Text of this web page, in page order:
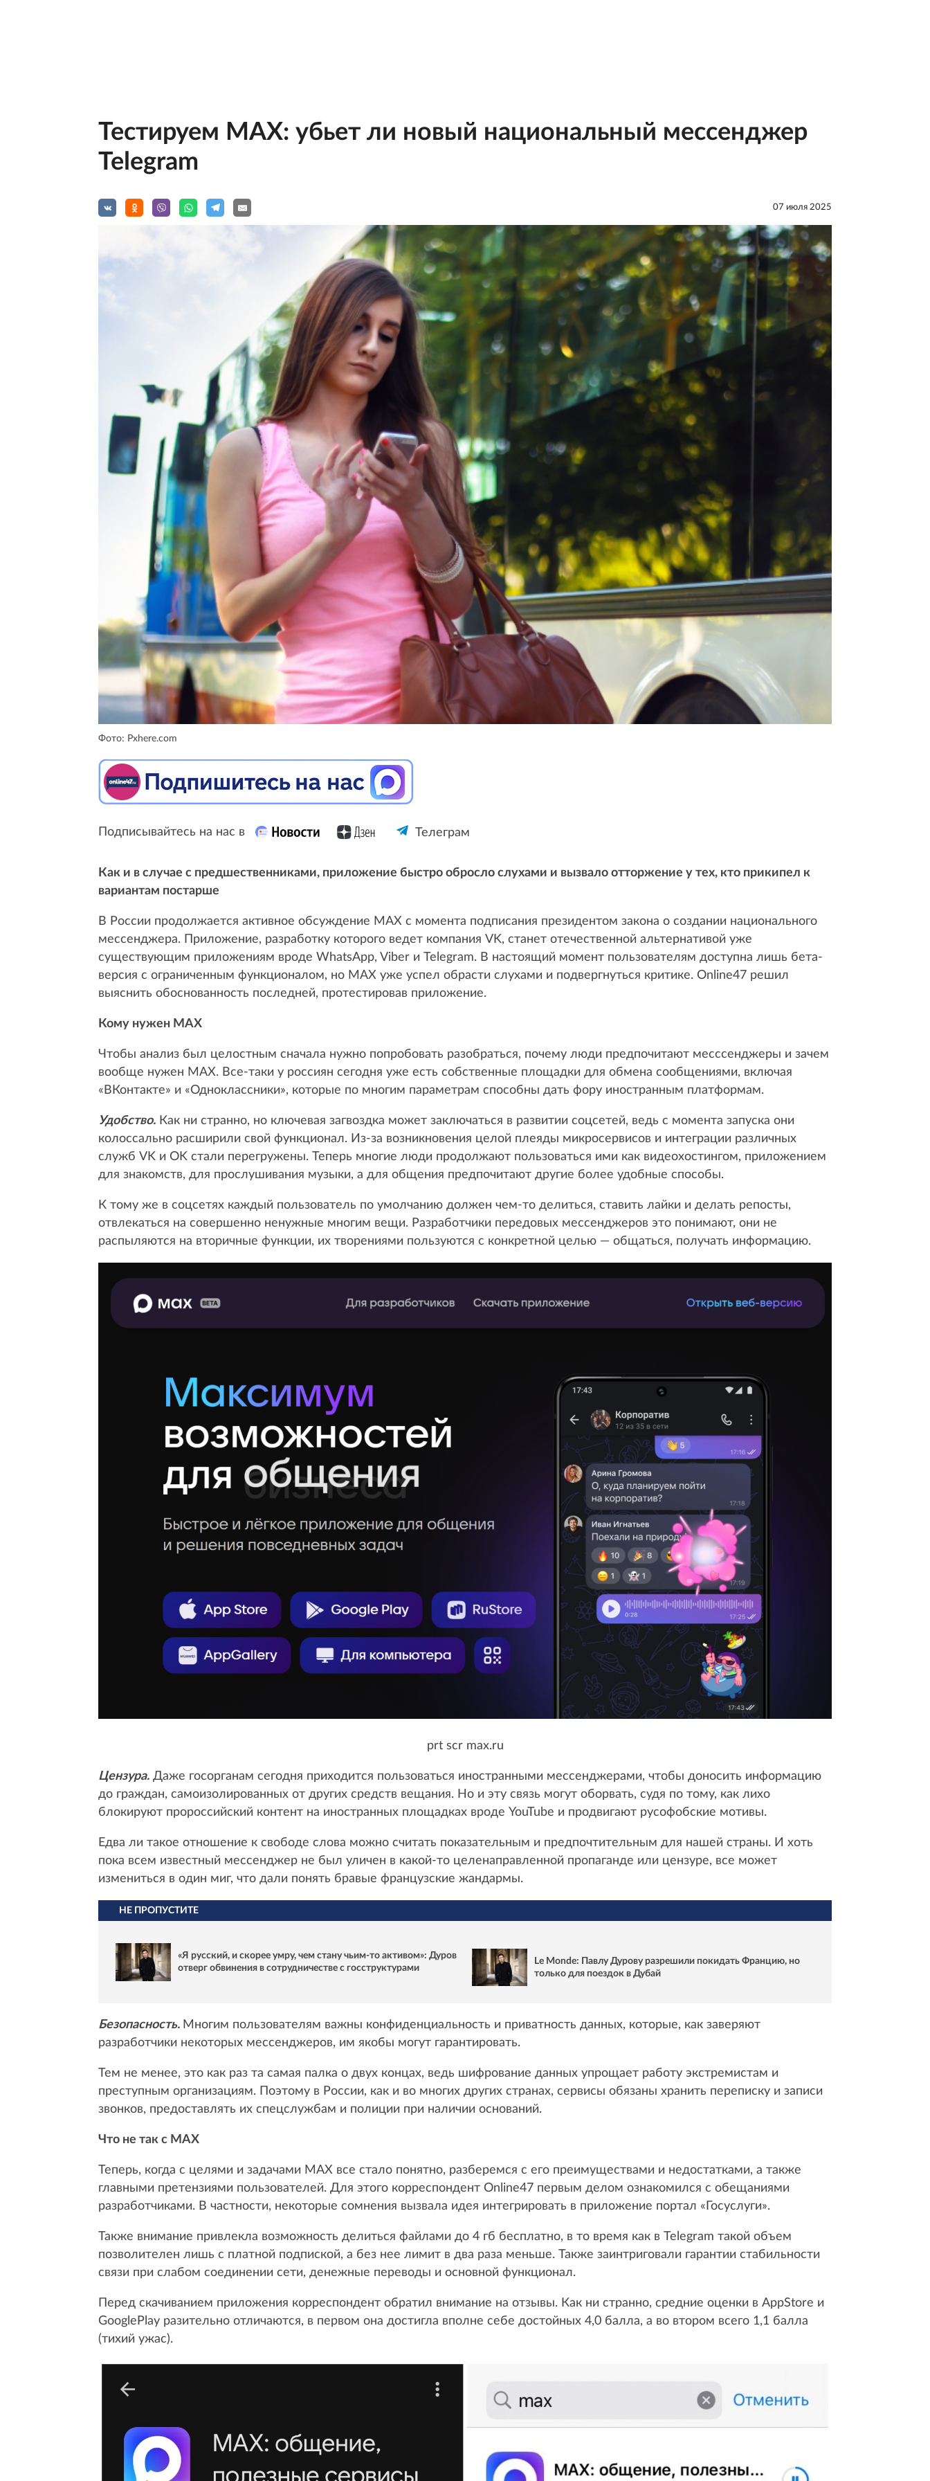
Тестируем MAX: убьет ли новый национальный мессенджер
Telegram
07 июля 2025
Фото: Pxhere.com
Подписывайтесь на нас в Телеграм
Как и в случае с предшественниками, приложение быстро обросло слухами и вызвало отторжение у тех, кто прикипел к
вариантам постарше
В России продолжается активное обсуждение MAX с момента подписания президентом закона о создании национального
мессенджера. Приложение, разработку которого ведет компания VK, станет отечественной альтернативой уже
существующим приложениям вроде WhatsApp, Viber и Telegram. В настоящий момент пользователям доступна лишь бета-
версия с ограниченным функционалом, но MAX уже успел обрасти слухами и подвергнуться критике. Online47 решил
выяснить обоснованность последней, протестировав приложение.
Кому нужен MAX
Чтобы анализ был целостным сначала нужно попробовать разобраться, почему люди предпочитают месссенджеры и зачем
вообще нужен MAX. Все-таки у россиян сегодня уже есть собственные площадки для обмена сообщениями, включая
«ВКонтакте» и «Одноклассники», которые по многим параметрам способны дать фору иностранным платформам.
Удобство. Как ни странно, но ключевая загвоздка может заключаться в развитии соцсетей, ведь с момента запуска они
колоссально расширили свой функционал. Из-за возникновения целой плеяды микросервисов и интеграции различных
служб VK и OK стали перегружены. Теперь многие люди продолжают пользоваться ими как видеохостингом, приложением
для знакомств, для прослушивания музыки, а для общения предпочитают другие более удобные способы.
К тому же в соцсетях каждый пользователь по умолчанию должен чем-то делиться, ставить лайки и делать репосты,
отвлекаться на совершенно ненужные многим вещи. Разработчики передовых мессенджеров это понимают, они не
распыляются на вторичные функции, их творениями пользуются с конкретной целью — общаться, получать информацию.
prt scr max.ru
Цензура. Даже госорганам сегодня приходится пользоваться иностранными мессенджерами, чтобы доносить информацию
до граждан, самоизолированных от других средств вещания. Но и эту связь могут оборвать, судя по тому, как лихо
блокируют пророссийский контент на иностранных площадках вроде YouTube и продвигают русофобские мотивы.
Едва ли такое отношение к свободе слова можно считать показательным и предпочтительным для нашей страны. И хоть
пока всем известный мессенджер не был уличен в какой-то целенаправленной пропаганде или цензуре, все может
измениться в один миг, что дали понять бравые французские жандармы.
НЕ ПРОПУСТИТЕ
«Я русский, и скорее умру, чем стану чьим-то активом»: Дуров
отверг обвинения в сотрудничестве с госструктурами
Le Monde: Павлу Дурову разрешили покидать Францию, но
только для поездок в Дубай
Безопасность. Многим пользователям важны конфиденциальность и приватность данных, которые, как заверяют
разработчики некоторых мессенджеров, им якобы могут гарантировать.
Тем не менее, это как раз та самая палка о двух концах, ведь шифрование данных упрощает работу экстремистам и
преступным организациям. Поэтому в России, как и во многих других странах, сервисы обязаны хранить переписку и записи
звонков, предоставлять их спецслужбам и полиции при наличии оснований.
Что не так с MAX
Теперь, когда с целями и задачами MAX все стало понятно, разберемся с его преимуществами и недостатками, а также
главными претензиями пользователей. Для этого корреспондент Online47 первым делом ознакомился с обещаниями
разработчиками. В частности, некоторые сомнения вызвала идея интегрировать в приложение портал «Госуслуги».
Также внимание привлекла возможность делиться файлами до 4 гб бесплатно, в то время как в Telegram такой объем
позволителен лишь с платной подпиской, а без нее лимит в два раза меньше. Также заинтриговали гарантии стабильности
связи при слабом соединении сети, денежные переводы и основной функционал.
Перед скачиванием приложения корреспондент обратил внимание на отзывы. Как ни странно, средние оценки в AppStore и
GooglePlay разительно отличаются, в первом она достигла вполне себе достойных 4,0 балла, а во втором всего 1,1 балла
(тихий ужас).